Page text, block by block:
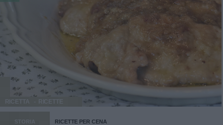
RICETTA
STORIA RICETTE PER CENA